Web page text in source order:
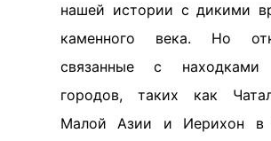
нашей истории с дикими
каменного века. Но
связанные с находками
городов, таких как
Малой Азии и Иерихон в